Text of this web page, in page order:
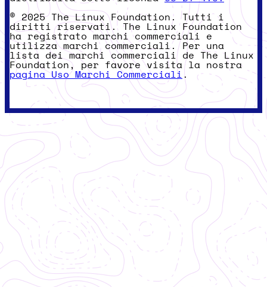
© 2025 The Linux Foundation. Tutti i
diritti riservati. The Linux Foundation
ha registrato marchi commerciali e
utilizza marchi commerciali. Per una
lista dei marchi commerciali de The Linux
Foundation, per favore visita la nostra
pagina Uso Marchi Commerciali .